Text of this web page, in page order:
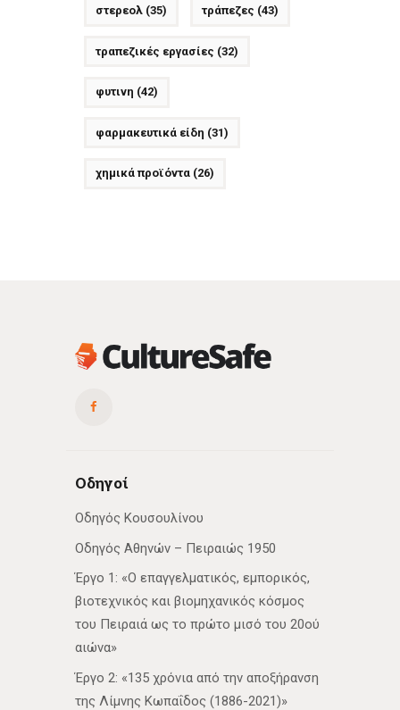
στερεολ(35) τράπεζες (43)
τραπεζικές εργασίες (32)
φυτινη (42)
φαρμακευτικά είδη (31)
χημικά προϊόντα(26)
Οδηγοί
Οδηγός Κουσουλίνου
Οδηγός Αθηνών – Πειραιώς 1950
Έργο 1: «Ο επαγγελματικός, εμπορικός,
βιοτεχνικός και βιομηχανικός κόσμος
του Πειραιά ως το πρώτο μισό του 20ού
αιώνα»
Έργο 2: «135 χρόνια από την αποξήρανση
της Λίμνης Κωπαΐδος (1886-2021)»